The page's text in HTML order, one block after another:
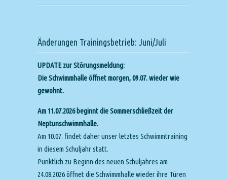
Änderungen Trainingsbetrieb: Juni/Juli
UPDATE zur Störungsmeldung:
Die Schwimmhalle öffnet morgen, 09.07. wieder wie
gewohnt.
Am 11.07.2026 beginnt die Sommerschließzeit der
Neptunschwimmhalle.
Am 10.07. findet daher unser letztes Schwimmtraining
in diesem Schuljahr statt.
Pünktlich zu Beginn des neuen Schuljahres am
24.08.2026 öffnet die Schwimmhalle wieder ihre Türen